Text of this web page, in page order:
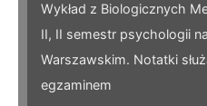
Wykład z Biologicznych
II, II semestr psychologii
Warszawskim. Notatki
egzaminem